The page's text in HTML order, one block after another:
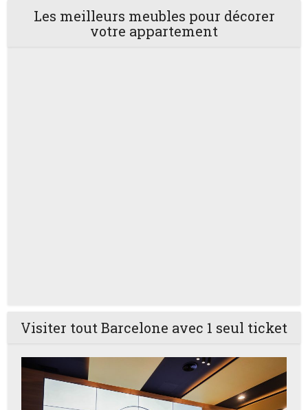
Les meilleurs meubles pour décorer
votre appartement
Visiter tout Barcelone avec 1 seul ticket